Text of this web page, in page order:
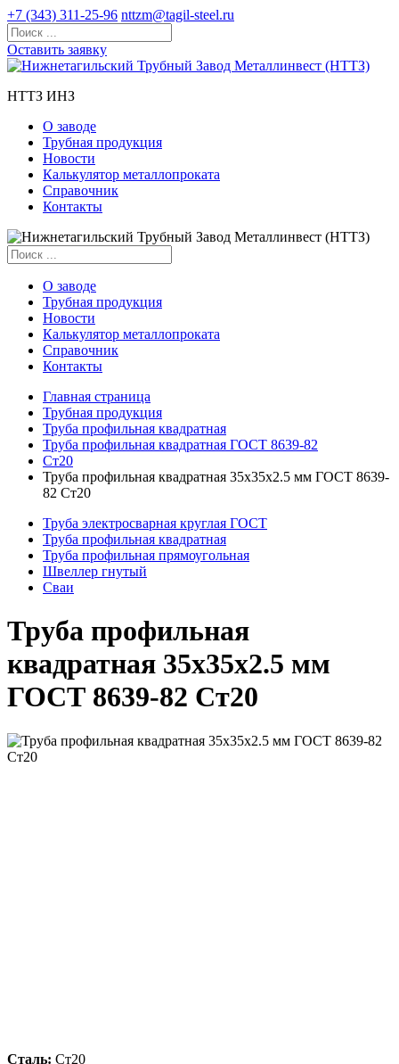
+7 (343) 311-25-96 nttzm@tagil-steel.ru
Оставить заявку
НТТЗ ИНЗ
О заводе
Трубная продукция
Новости
Калькулятор металлопроката
Справочник
Контакты
О заводе
Трубная продукция
Новости
Калькулятор металлопроката
Справочник
Контакты
Главная страница
Трубная продукция
Труба профильная квадратная
Труба профильная квадратная ГОСТ 8639-82
Ст20
Труба профильная квадратная 35x35x2.5 мм ГОСТ 8639-
82 Ст20
Труба электросварная круглая ГОСТ
Труба профильная квадратная
Труба профильная прямоугольная
Швеллер гнутый
Сваи
Труба профильная
квадратная 35x35x2.5 мм
ГОСТ 8639-82 Ст20
Сталь: Ст20